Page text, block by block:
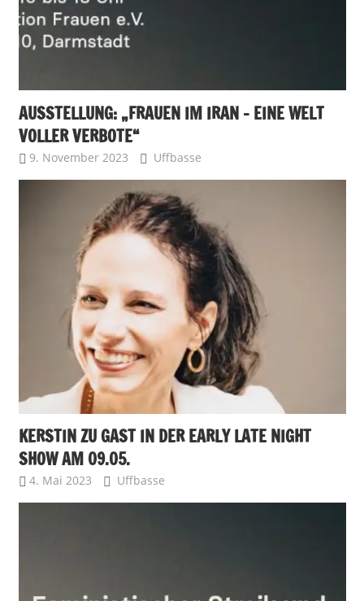
AUSSTELLUNG: „FRAUEN IM IRAN – EINE WELT
VOLLER VERBOTE“
9. November 2023 Uffbasse
KERSTIN ZU GAST IN DER EARLY LATE NIGHT
SHOW AM 09.05.
4. Mai 2023 Uffbasse